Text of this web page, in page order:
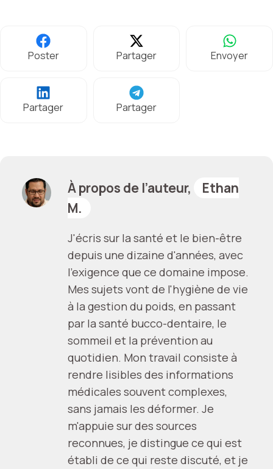
Poster Partager Envoyer
Partager Partager
À propos de l’auteur,
Ethan
M.
J'écris sur la santé et le bien-être
depuis une dizaine d'années, avec
l'exigence que ce domaine impose.
Mes sujets vont de l'hygiène de vie
à la gestion du poids, en passant
par la santé bucco-dentaire, le
sommeil et la prévention au
quotidien. Mon travail consiste à
rendre lisibles des informations
médicales souvent complexes,
sans jamais les déformer. Je
m'appuie sur des sources
reconnues, je distingue ce qui est
établi de ce qui reste discuté, et je